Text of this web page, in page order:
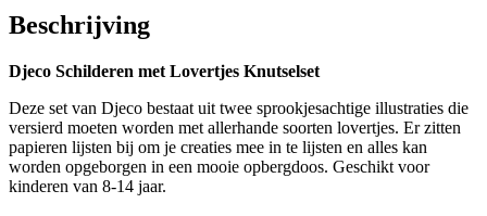
Beschrijving
Djeco Schilderen met Lovertjes Knutselset
Deze set van Djeco bestaat uit twee sprookjesachtige illustraties die
versierd moeten worden met allerhande soorten lovertjes. Er zitten
papieren lijsten bij om je creaties mee in te lijsten en alles kan
worden opgeborgen in een mooie opbergdoos. Geschikt voor
kinderen van 8-14 jaar.